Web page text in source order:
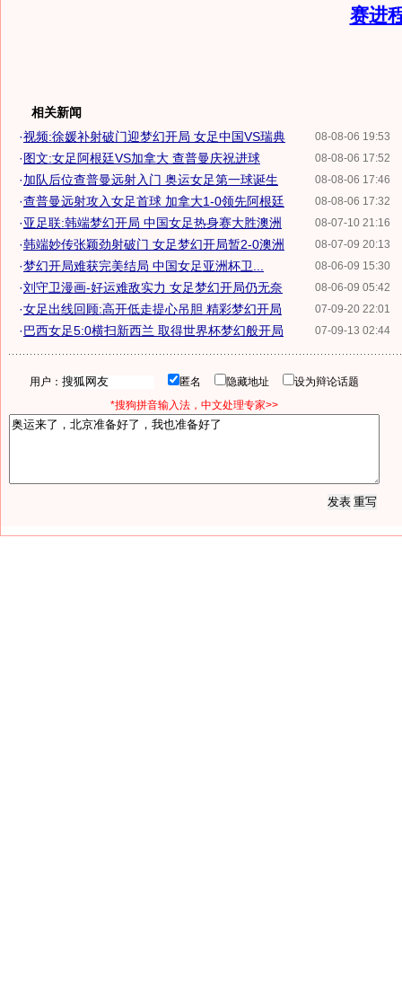
赛进
相关新闻
08-08-06 19:53
·视频:徐媛补射破门迎梦幻开局 女足中国VS瑞典
08-08-06 17:52
·图文:女足阿根廷VS加拿大 查普曼庆祝进球
08-08-06 17:46
·加队后位查普曼远射入门 奥运女足第一球诞生
08-08-06 17:32
·查普曼远射攻入女足首球 加拿大1-0领先阿根廷
08-07-10 21:16
·亚足联:韩端梦幻开局 中国女足热身赛大胜澳洲
08-07-09 20:13
·韩端妙传张颖劲射破门 女足梦幻开局暂2-0澳洲
08-06-09 15:30
·梦幻开局难获完美结局 中国女足亚洲杯卫...
08-06-09 05:42
·刘守卫漫画-好运难敌实力 女足梦幻开局仍无奈
07-09-20 22:01
·女足出线回顾:高开低走提心吊胆 精彩梦幻开局
07-09-13 02:44
·巴西女足5:0横扫新西兰 取得世界杯梦幻般开局
用户： 匿名 隐藏地址
设为辩论话题
*搜狗拼音输入法，中文处理专家>>